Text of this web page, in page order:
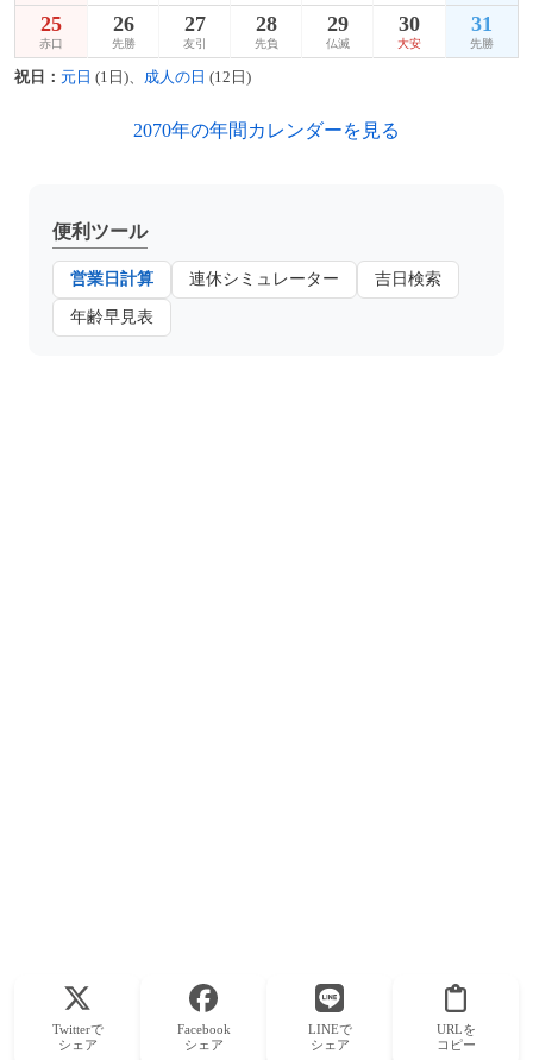
25
赤口
26
先勝
27
友引
28
先負
29
仏滅
30
大安
31
先勝
祝日： 元日 (1日)、 成人の日 (12日)
2070年の年間カレンダーを見る
便利ツール
営業日計算 連休シミュレーター 吉日検索
年齢早見表
Twitterで
シェア
Facebook
シェア
LINEで
シェア
URLを
コピー